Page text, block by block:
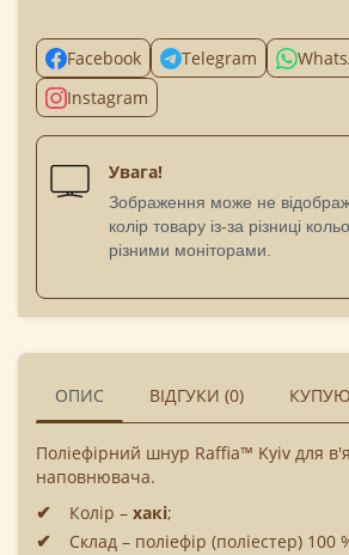
Facebook Telegram
Instagram
Увага!
Зображення може не
колір товару із-за різниці
різними моніторами.
ОПИС ВІДГУКИ (0)
Поліефірний шнур Raffia™ Kyiv для
наповнювача.
Колір – хакі;
Склад – поліефір (поліестер) 100